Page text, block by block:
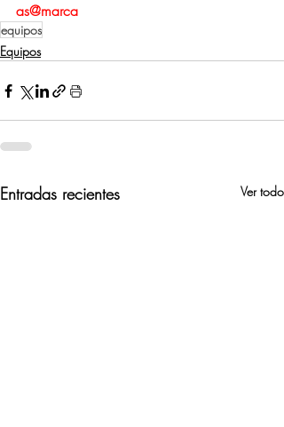
as@marca
equipos
Equipos
Entradas recientes Ver todo